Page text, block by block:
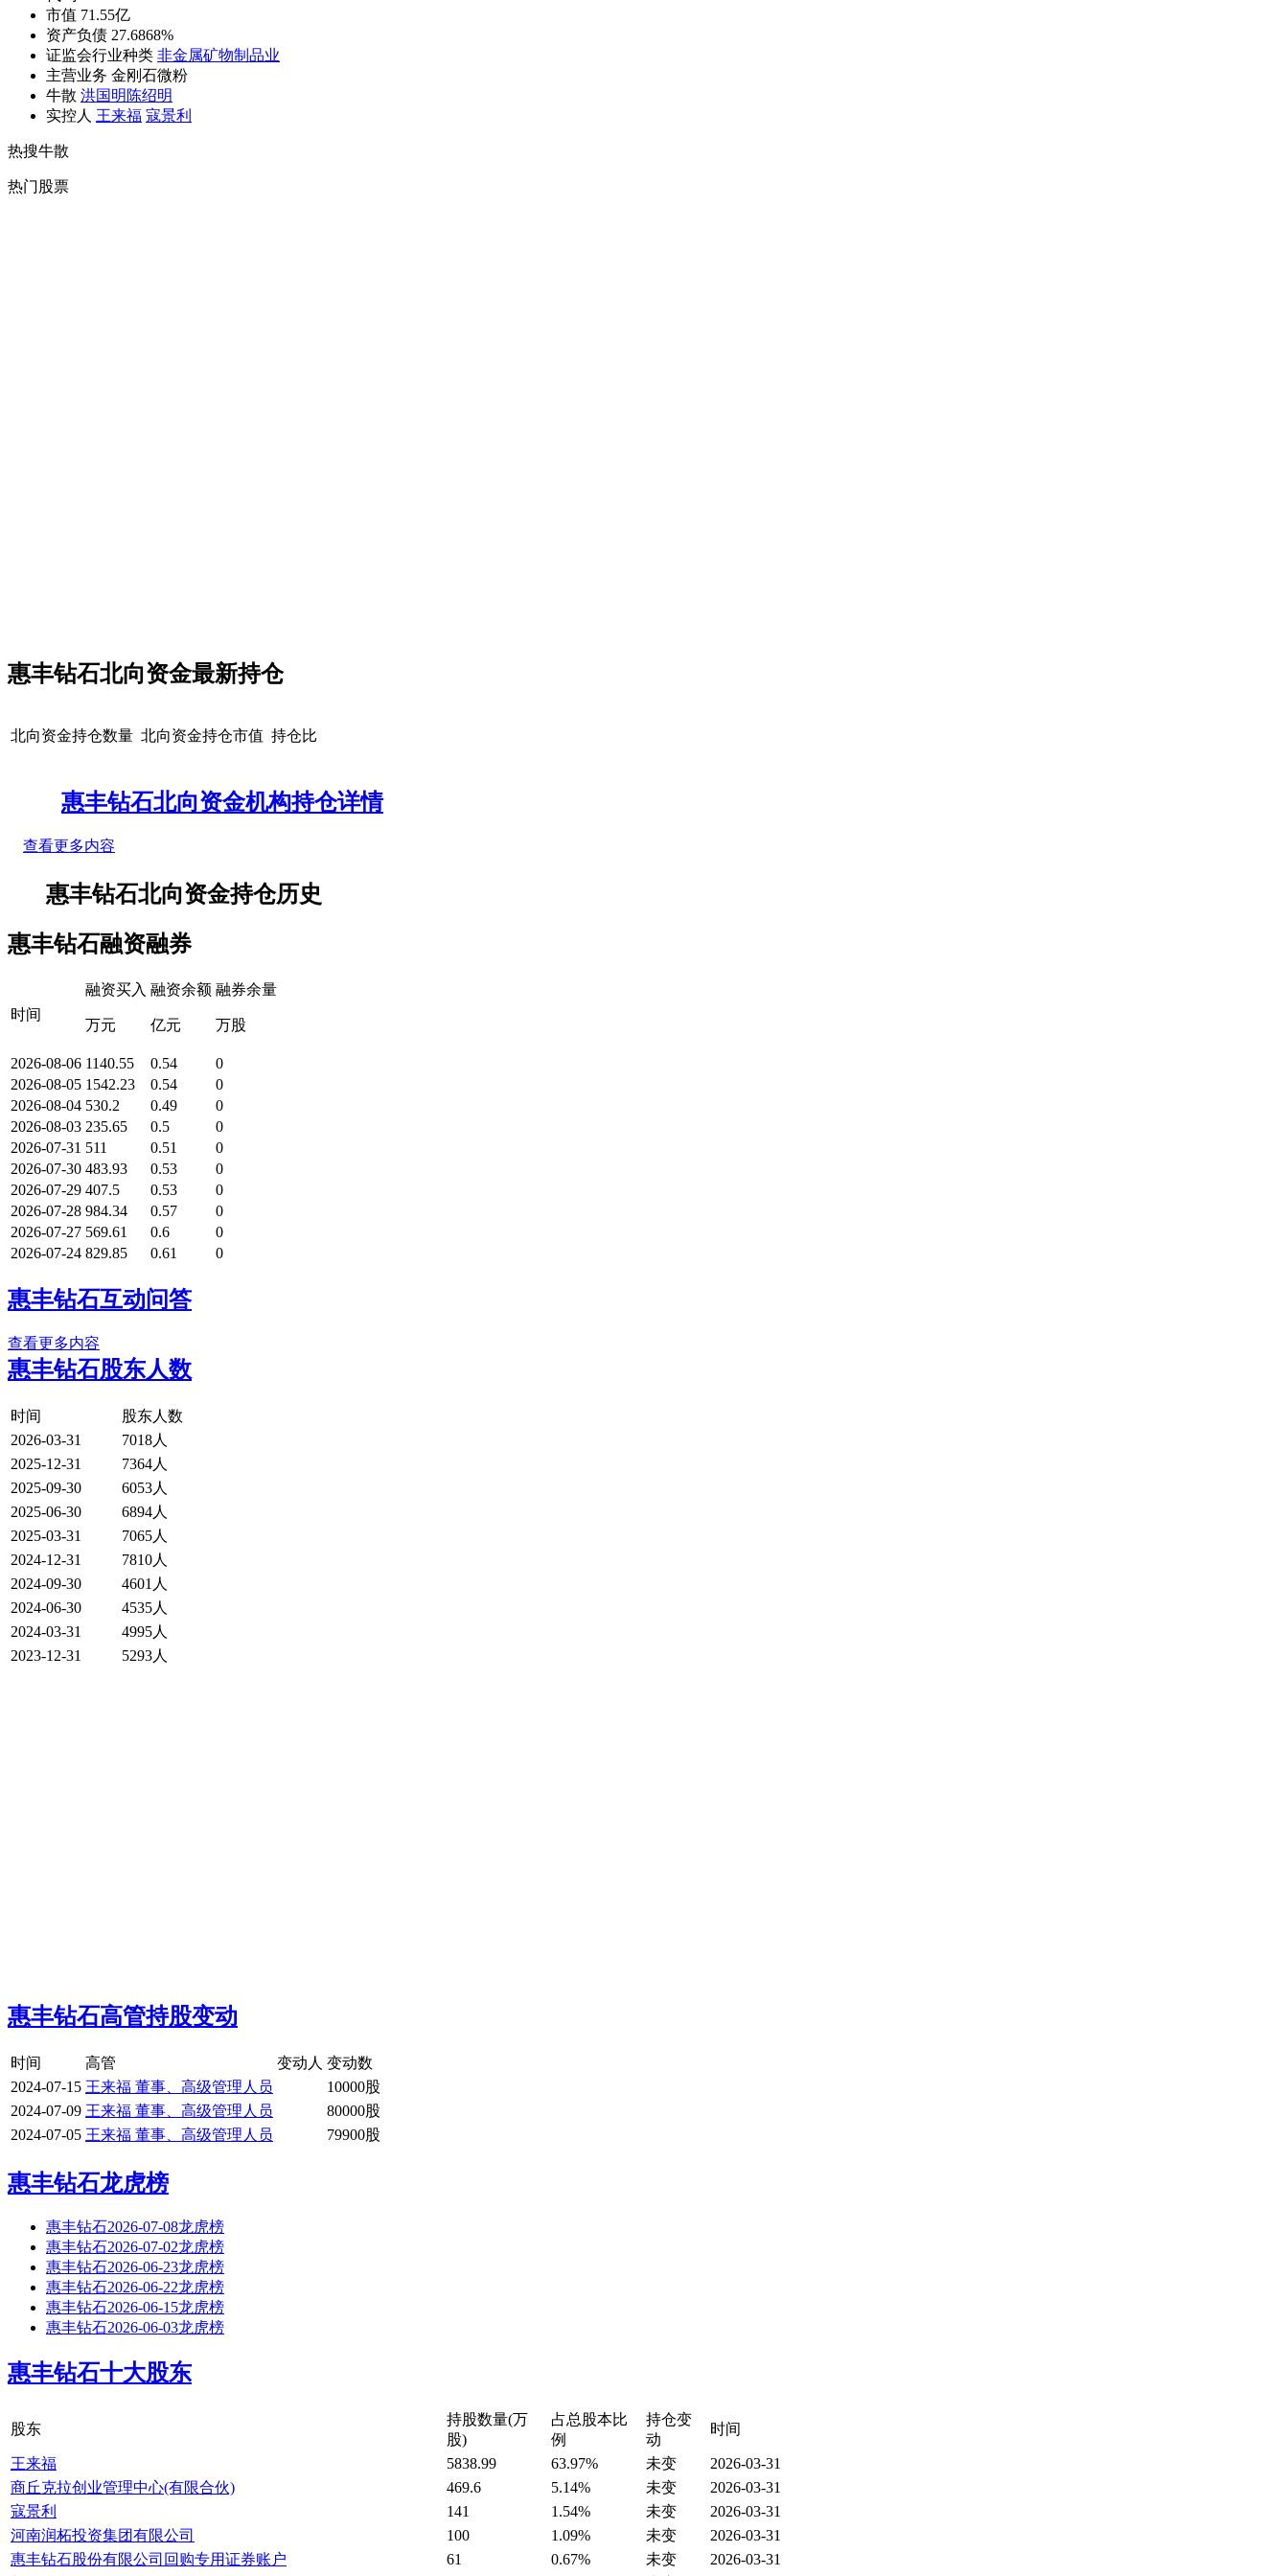
市值 71.55亿
资产负债 27.6868%
证监会行业种类 非金属矿物制品业
主营业务 金刚石微粉
牛散 洪国明 陈绍明
实控人 王来福 寇景利
热搜牛散
热门股票
惠丰钻石北向资金最新持仓
北向资金持仓数量 北向资金持仓市值 持仓比
惠丰钻石北向资金机构持仓详情
查看更多内容
惠丰钻石北向资金持仓历史
惠丰钻石融资融券
时间
融资买入
万元
融资余额
亿元
融券余量
万股
2026-08-06 1140.55 0.54
0
2026-08-05 1542.23 0.54
0
2026-08-04 530.2 0.49
0
2026-08-03 235.65 0.5
0
2026-07-31 511 0.51
0
2026-07-30 483.93 0.53
0
2026-07-29 407.5 0.53
0
2026-07-28 984.34 0.57
0
2026-07-27 569.61 0.6
0
2026-07-24 829.85 0.61 0
惠丰钻石互动问答
查看更多内容
惠丰钻石股东人数
时间
股东人数
2026-03-31
7018人
2025-12-31
7364人
2025-09-30
6053人
2025-06-30
6894人
2025-03-31
7065人
2024-12-31
7810人
2024-09-30
4601人
2024-06-30
4535人
2024-03-31
4995人
2023-12-31
5293人
惠丰钻石高管持股变动
时间 高管 变动人 变动数
2024-07-15 王来福 董事、高级管理人员
10000股
2024-07-09 王来福 董事、高级管理人员
80000股
2024-07-05 王来福 董事、高级管理人员 79900股
惠丰钻石龙虎榜
惠丰钻石2026-07-08龙虎榜
惠丰钻石2026-07-02龙虎榜
惠丰钻石2026-06-23龙虎榜
惠丰钻石2026-06-22龙虎榜
惠丰钻石2026-06-15龙虎榜
惠丰钻石2026-06-03龙虎榜
惠丰钻石十大股东
股东
持股数量(万
股)
占总股本比
例
持仓变
动
时间
王来福 5838.99 63.97% 未变
2026-03-31
商丘克拉创业管理中心(有限合伙)
469.6 5.14% 未变
2026-03-31
寇景利
141 1.54% 未变
2026-03-31
河南润柘投资集团有限公司
100 1.09% 未变
2026-03-31
惠丰钻石股份有限公司回购专用证券账户
61 0.67% 未变
2026-03-31